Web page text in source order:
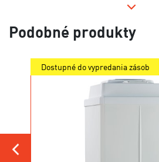
Podobné produkty
Dostupné do vypredania zásob